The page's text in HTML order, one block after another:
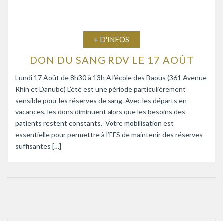
+ D'INFOS
DON DU SANG RDV LE 17 AOÛT
Lundi 17 Août de 8h30 à 13h A l’école des Baous (361 Avenue
Rhin et Danube) L’été est une période particulièrement
sensible pour les réserves de sang. Avec les départs en
vacances, les dons diminuent alors que les besoins des
patients restent constants. Votre mobilisation est
essentielle pour permettre à l’EFS de maintenir des réserves
suffisantes […]